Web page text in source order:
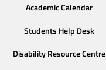
Academic Calendar
Students Help Desk
Disability Resource Centre